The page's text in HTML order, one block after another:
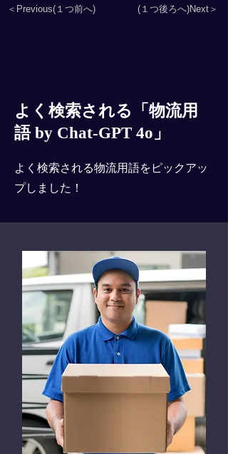
＜Previous(１つ前へ) (１つ後ろへ)Next＞
よく検索される「物流用
語 by Chat-GPT 4o」
よく検索される物流用語をピックアッ
プしました！